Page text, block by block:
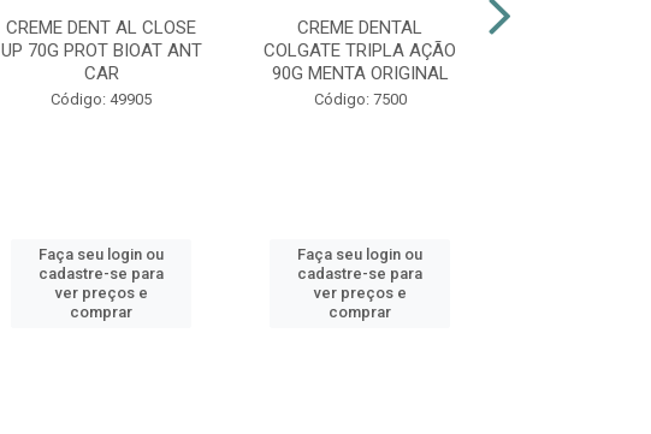
CREME DENT AL CLOSE
UP 70G PROT BIOAT ANT
CAR
Código: 49905
Faça seu login ou
cadastre-se para
ver preços e
comprar
CREME DENTAL
COLGATE TRIPLA AÇÃO
90G MENTA ORIGINAL
Código: 7500
Faça seu login ou
cadastre-se para
ver preços e
comprar